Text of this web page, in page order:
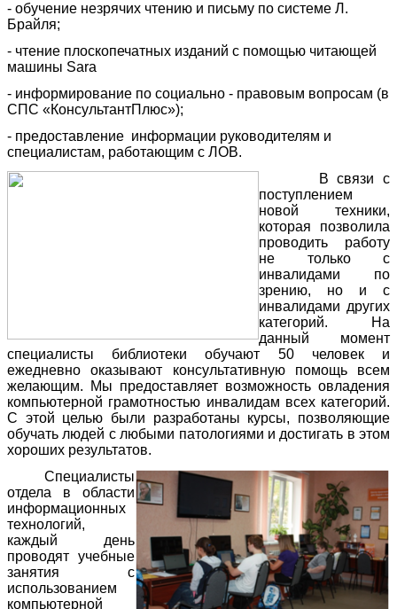
- обучение незрячих чтению и письму по системе Л.
Брайля;
- чтение плоскопечатных изданий с помощью читающей
машины Sara
- информирование по социально - правовым вопросам (в
СПС «КонсультантПлюс»);
- предоставление информации руководителям и
специалистам, работающим с ЛОВ.
В связи с
поступлением
новой техники,
которая позволила
проводить работу
не только с
инвалидами по
зрению, но и с
инвалидами других
категорий. На
данный момент
специалисты библиотеки обучают 50 человек и
ежедневно оказывают консультативную помощь всем
желающим. Мы предоставляет возможность овладения
компьютерной грамотностью инвалидам всех категорий.
С этой целью были разработаны курсы, позволяющие
обучать людей с любыми патологиями и достигать в этом
хороших результатов.
Специалисты
отдела в области
информационных
технологий,
каждый день
проводят учебные
занятия с
использованием
компьютерной